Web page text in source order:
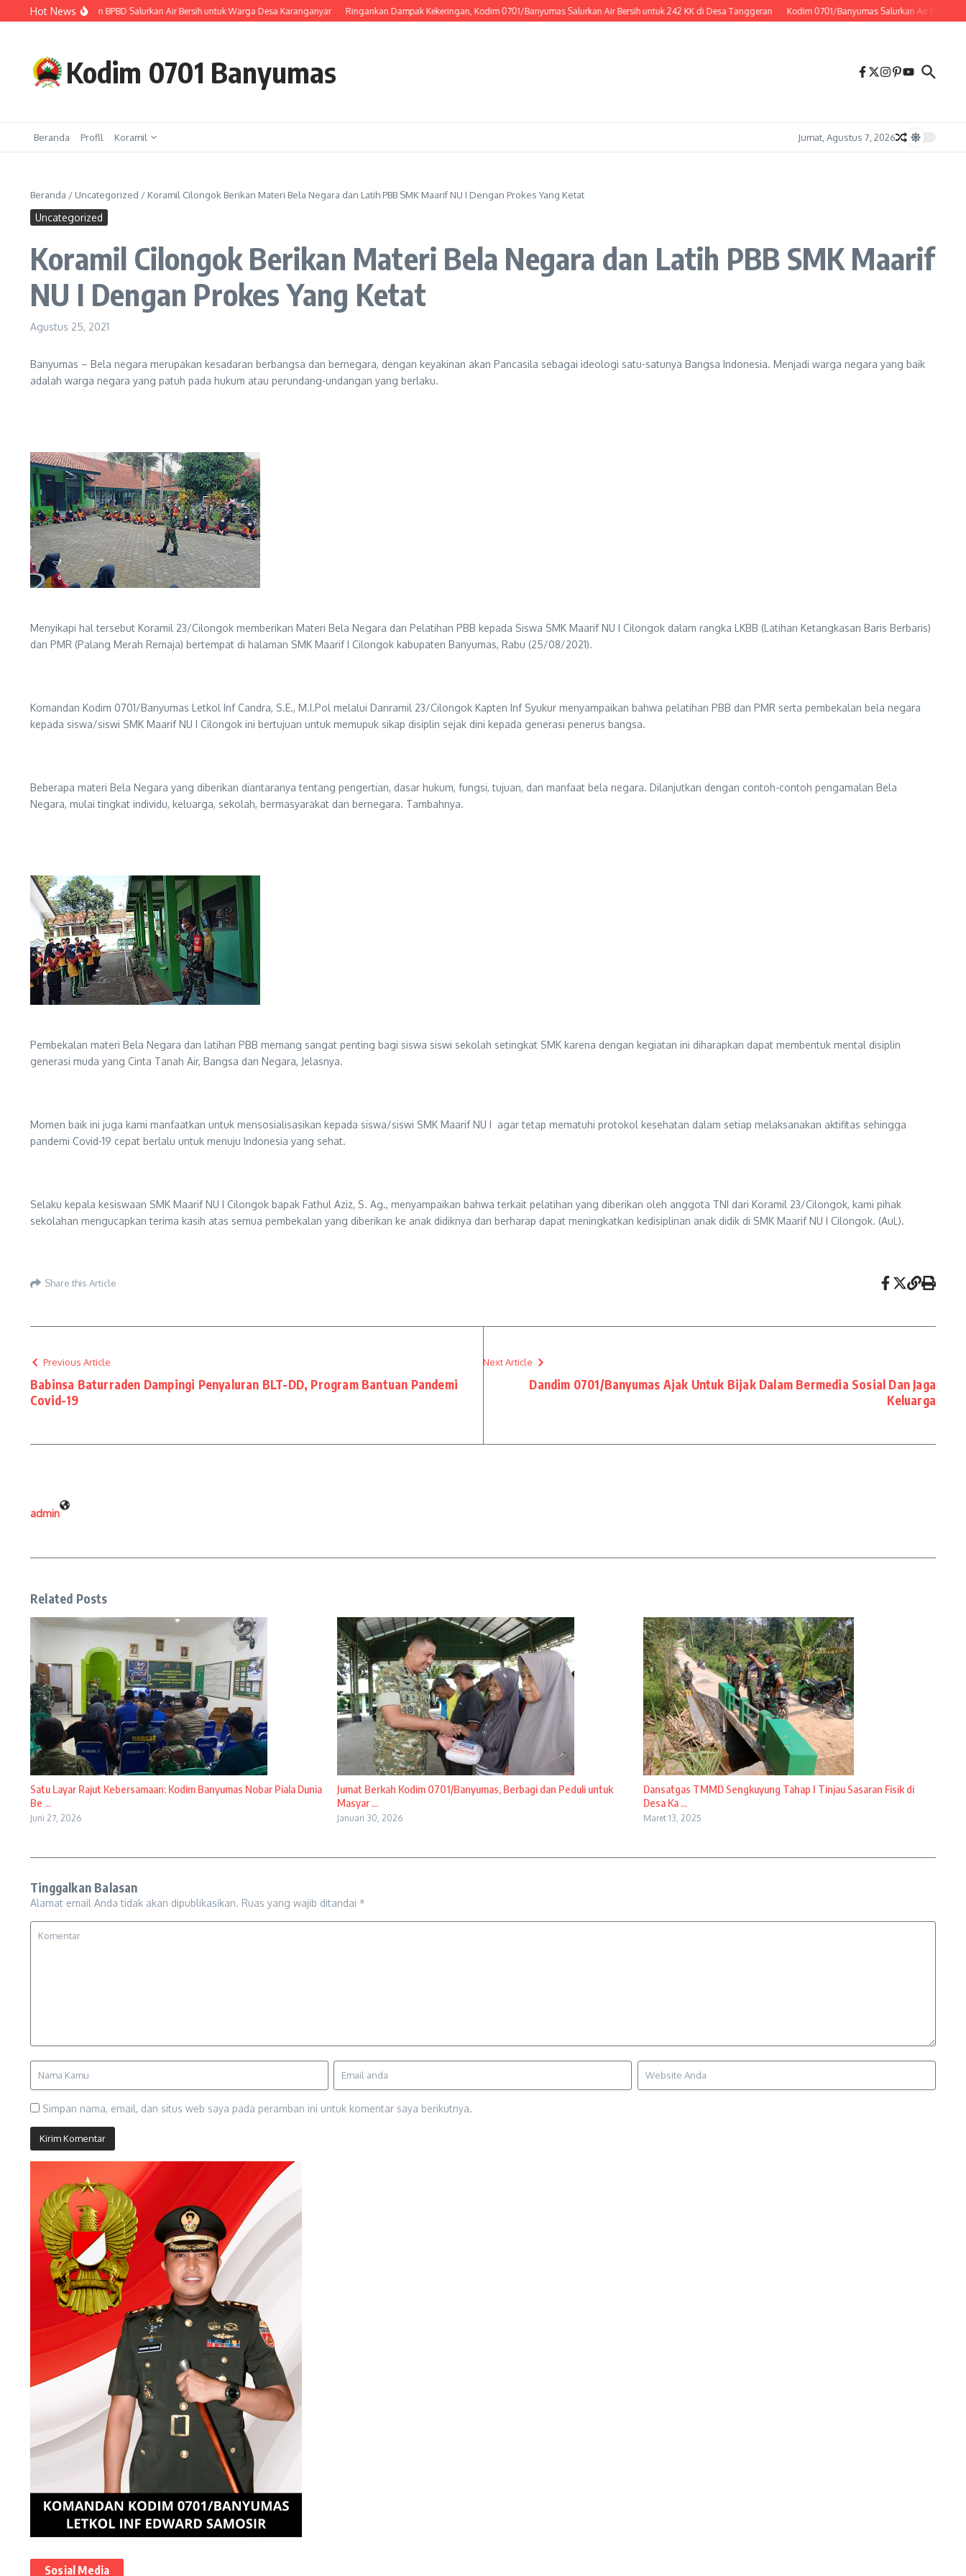
Lewati ke konten
Hot News
Polri dan BPBD Salurkan Air Bersih untuk Warga Desa Karanganyar Ringankan Dampak Kekeringan, Kodim 0701/Banyumas Salurkan Air Bersih untuk 242 KK di Desa Tanggeran Kodim 0701/Banyumas Salurkan Air Bersih,
Kodim 0701 Banyumas
Beranda Profll Koramil Jumat, Agustus 7, 2026
Beranda / Uncategorized / Koramil Cilongok Berikan Materi Bela Negara dan Latih PBB SMK Maarif NU I Dengan Prokes Yang Ketat
Uncategorized
Koramil Cilongok Berikan Materi Bela Negara dan Latih PBB SMK Maarif
NU I Dengan Prokes Yang Ketat
Agustus 25, 2021
Banyumas – Bela negara merupakan kesadaran berbangsa dan bernegara, dengan keyakinan akan Pancasila sebagai ideologi satu-satunya Bangsa Indonesia. Menjadi warga negara yang baik
adalah warga negara yang patuh pada hukum atau perundang-undangan yang berlaku.
Menyikapi hal tersebut Koramil 23/Cilongok memberikan Materi Bela Negara dan Pelatihan PBB kepada Siswa SMK Maarif NU I Cilongok dalam rangka LKBB (Latihan Ketangkasan Baris Berbaris)
dan PMR (Palang Merah Remaja) bertempat di halaman SMK Maarif I Cilongok kabupaten Banyumas, Rabu (25/08/2021).
Komandan Kodim 0701/Banyumas Letkol Inf Candra, S.E., M.I.Pol melalui Danramil 23/Cilongok Kapten Inf Syukur menyampaikan bahwa pelatihan PBB dan PMR serta pembekalan bela negara
kepada siswa/siswi SMK Maarif NU I Cilongok ini bertujuan untuk memupuk sikap disiplin sejak dini kepada generasi penerus bangsa.
Beberapa materi Bela Negara yang diberikan diantaranya tentang pengertian, dasar hukum, fungsi, tujuan, dan manfaat bela negara. Dilanjutkan dengan contoh-contoh pengamalan Bela
Negara, mulai tingkat individu, keluarga, sekolah, bermasyarakat dan bernegara. Tambahnya.
Pembekalan materi Bela Negara dan latihan PBB memang sangat penting bagi siswa siswi sekolah setingkat SMK karena dengan kegiatan ini diharapkan dapat membentuk mental disiplin
generasi muda yang Cinta Tanah Air, Bangsa dan Negara, Jelasnya.
Momen baik ini juga kami manfaatkan untuk mensosialisasikan kepada siswa/siswi SMK Maarif NU I agar tetap mematuhi protokol kesehatan dalam setiap melaksanakan aktifitas sehingga
pandemi Covid-19 cepat berlalu untuk menuju Indonesia yang sehat.
Selaku kepala kesiswaan SMK Maarif NU I Cilongok bapak Fathul Aziz, S. Ag., menyampaikan bahwa terkait pelatihan yang diberikan oleh anggota TNI dari Koramil 23/Cilongok, kami pihak
sekolahan mengucapkan terima kasih atas semua pembekalan yang diberikan ke anak didiknya dan berharap dapat meningkatkan kedisiplinan anak didik di SMK Maarif NU I Cilongok. (AuL).
Share this Article
Previous Article
Babinsa Baturraden Dampingi Penyaluran BLT-DD, Program Bantuan Pandemi
Covid-19
Next Article
Dandim 0701/Banyumas Ajak Untuk Bijak Dalam Bermedia Sosial Dan Jaga
Keluarga
admin
Related Posts
Satu Layar Rajut Kebersamaan: Kodim Banyumas Nobar Piala Dunia
Be ...
Juni 27, 2026
Jumat Berkah Kodim 0701/Banyumas, Berbagi dan Peduli untuk
Masyar ...
Januari 30, 2026
Dansatgas TMMD Sengkuyung Tahap I Tinjau Sasaran Fisik di
Desa Ka ...
Maret 13, 2025
Tinggalkan Balasan
Alamat email Anda tidak akan dipublikasikan. Ruas yang wajib ditandai *
Simpan nama, email, dan situs web saya pada peramban ini untuk komentar saya berikutnya.
Sosial Media